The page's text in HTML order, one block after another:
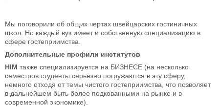
Мы поговорили об общих чертах швейцарских гостиничных
школ. Но каждый вуз имеет и собственную специализацию в
сфере гостеприимства.
Дополнительные профили институтов
HIM также специализируется на БИЗНЕСЕ (на несколько
семестров студенты серьёзно погружаются в эту сферу,
немного отходя от темы чистого гостеприимства, что позволяет
в дальнейшем быть более подкованными на рынке и в
современной экономике).